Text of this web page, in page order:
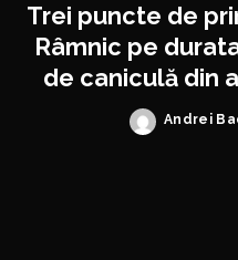
Trei puncte de
Râmnic pe
de caniculă din
Posted
Andrei